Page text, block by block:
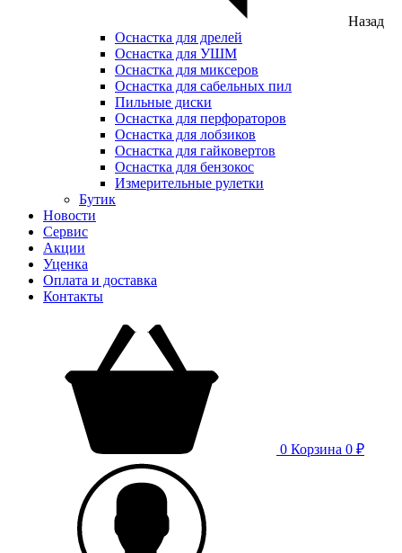
Назад
Оснастка для дрелей
Оснастка для УШМ
Оснастка для миксеров
Оснастка для сабельных пил
Пильные диски
Оснастка для перфораторов
Оснастка для лобзиков
Оснастка для гайковертов
Оснастка для бензокос
Измерительные рулетки
Бутик
Новости
Сервис
Акции
Уценка
Оплата и доставка
Контакты
0 Корзина 0 ₽